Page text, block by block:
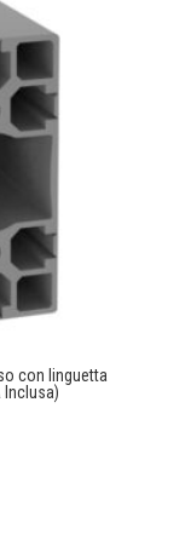
con linguetta
Inclusa)